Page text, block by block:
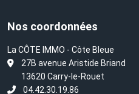
Nos coordonnées
La CÔTE IMMO - Côte Bleue
27B avenue Aristide Briand
13620 Carry-le-Rouet
04.42.30.19.86